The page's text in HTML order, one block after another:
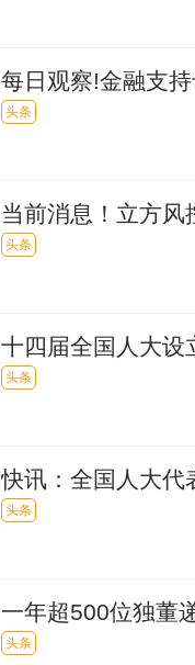
每日观察!金融支
对接即将举行
头条
当前消息！立方风
头条
十四届全国人大设
头条
快讯：全国人大代
市场立法
头条
一年超500位独董
季是离职高峰
头条